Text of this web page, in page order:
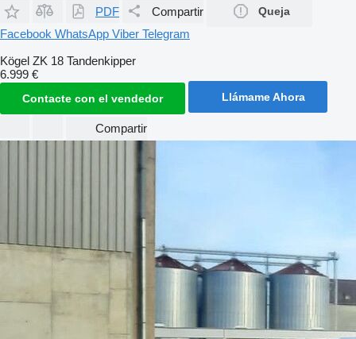
PDF Compartir Queja
Facebook WhatsApp Viber Telegram
Kögel ZK 18 Tandenkipper
6.999 €
Contacte con el vendedor Llámame Ahora
Compartir